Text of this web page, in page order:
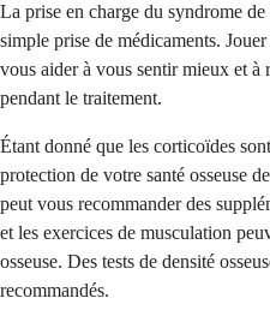
La prise en charge du syndrome
simple prise de médicaments.
vous aider à vous sentir mieux et
pendant le traitement.
Étant donné que les corticoïdes
protection de votre santé osseuse
peut vous recommander des
et les exercices de musculation
osseuse. Des tests de densité
recommandés.